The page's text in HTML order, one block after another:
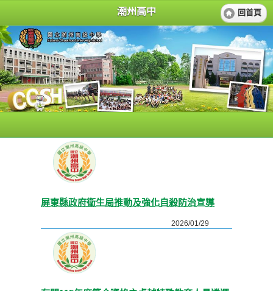
潮州高中 回首頁
屏東縣政府衛生局推動及強化自殺防治宣導
2026/01/29